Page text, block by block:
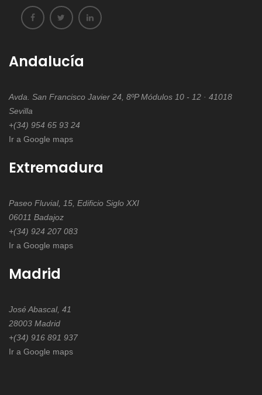
Andalucía
Avda. San Francisco Javier 24, 8ºP Módulos 10 - 12 · 41018
Sevilla
+(34) 954 65 93 24
Ir a Google maps
Extremadura
Paseo Fluvial, 15, Edificio Siglo XXI
06011 Badajoz
+(34) 924 207 083
Ir a Google maps
Madrid
José Abascal, 41
28003 Madrid
+(34) 916 891 937
Ir a Google maps